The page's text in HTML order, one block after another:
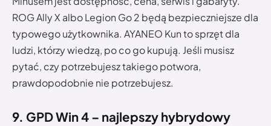
ROG Ally X albo Legion Go 2 będą bezpieczniejsze dla
typowego użytkownika. AYANEO Kun to sprzęt dla
ludzi, którzy wiedzą, po co go kupują. Jeśli musisz
pytać, czy potrzebujesz takiego potwora,
prawdopodobnie nie potrzebujesz.
9. GPD Win 4 – najlepszy hybrydowy